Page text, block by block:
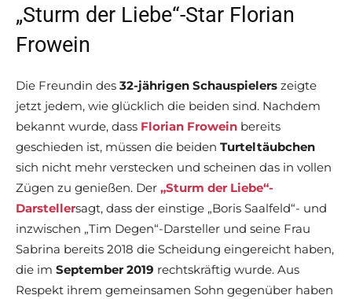
„Sturm der Liebe“-Star Florian
Frowein
Die Freundin des 32-jährigen Schauspielers zeigte
jetzt jedem, wie glücklich die beiden sind. Nachdem
bekannt wurde, dass Florian Frowein bereits
geschieden ist, müssen die beiden Turteltäubchen
sich nicht mehr verstecken und scheinen das in vollen
Zügen zu genießen. Der „Sturm der Liebe“-
Darstellersagt, dass der einstige „Boris Saalfeld“- und
inzwischen „Tim Degen“-Darsteller und seine Frau
Sabrina bereits 2018 die Scheidung eingereicht haben,
die im September 2019 rechtskräftig wurde. Aus
Respekt ihrem gemeinsamen Sohn gegenüber haben